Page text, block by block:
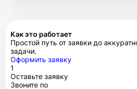
Как это работает
Простой путь от заявки до
задачи.
Оформить заявку
1
Оставьте заявку
Звоните по